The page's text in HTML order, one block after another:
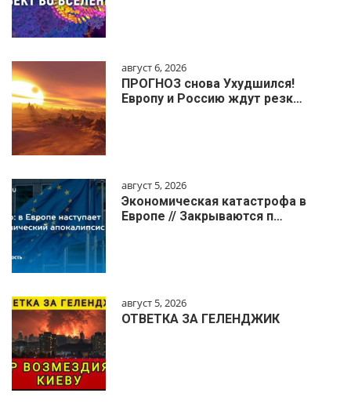
август 6, 2026
ПРОГНОЗ снова Ухудшился!
Европу и Россию ждут резк…
август 5, 2026
Экономическая катастрофа в
Европе // Закрываются п…
август 5, 2026
ОТВЕТКА ЗА ГЕЛЕНДЖИК